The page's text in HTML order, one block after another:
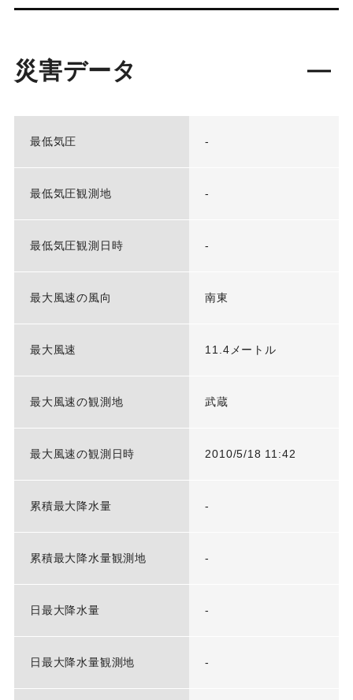
災害データ
最低気圧 -
最低気圧観測地 -
最低気圧観測日時 -
最大風速の風向 南東
最大風速 11.4メートル
最大風速の観測地 武蔵
最大風速の観測日時 2010/5/18 11:42
累積最大降水量 -
累積最大降水量観測地 -
日最大降水量 -
日最大降水量観測地 -